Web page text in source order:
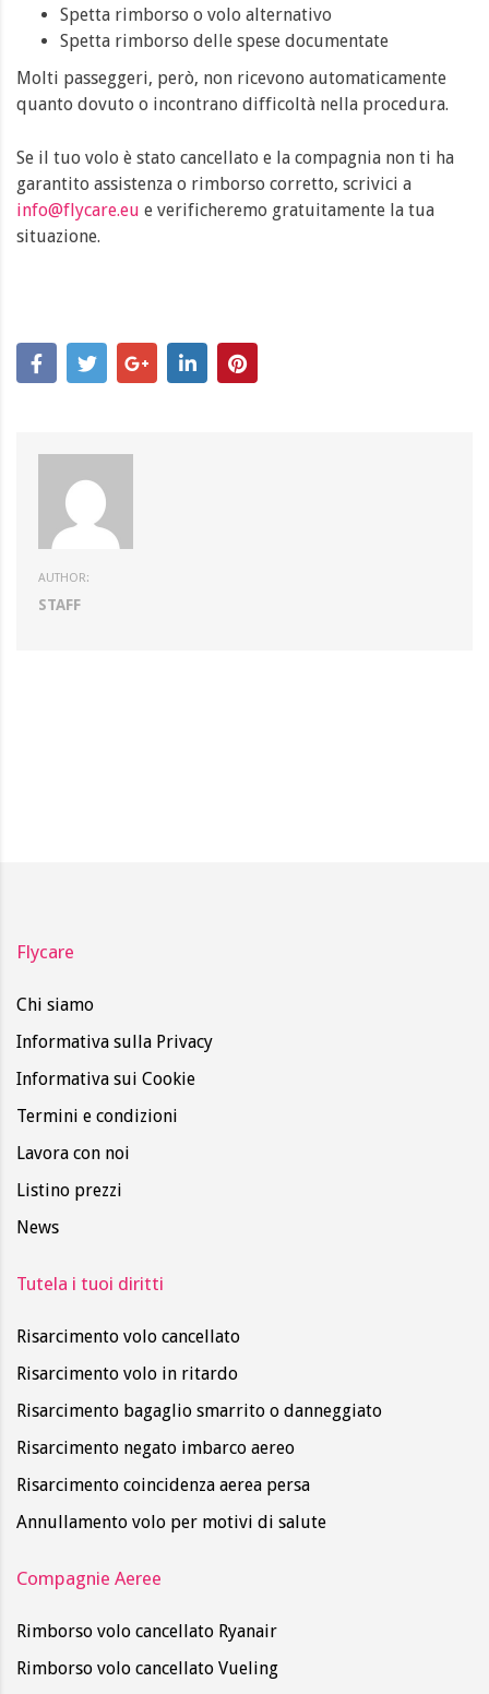
Spetta rimborso o volo alternativo
Spetta rimborso delle spese documentate
Molti passeggeri, però, non ricevono automaticamente
quanto dovuto o incontrano difficoltà nella procedura.
Se il tuo volo è stato cancellato e la compagnia non ti ha
garantito assistenza o rimborso corretto, scrivici a
info@flycare.eu e verificheremo gratuitamente la tua
situazione.
AUTHOR:
STAFF
Flycare
Chi siamo
Informativa sulla Privacy
Informativa sui Cookie
Termini e condizioni
Lavora con noi
Listino prezzi
News
Tutela i tuoi diritti
Risarcimento volo cancellato
Risarcimento volo in ritardo
Risarcimento bagaglio smarrito o danneggiato
Risarcimento negato imbarco aereo
Risarcimento coincidenza aerea persa
Annullamento volo per motivi di salute
Compagnie Aeree
Rimborso volo cancellato Ryanair
Rimborso volo cancellato Vueling